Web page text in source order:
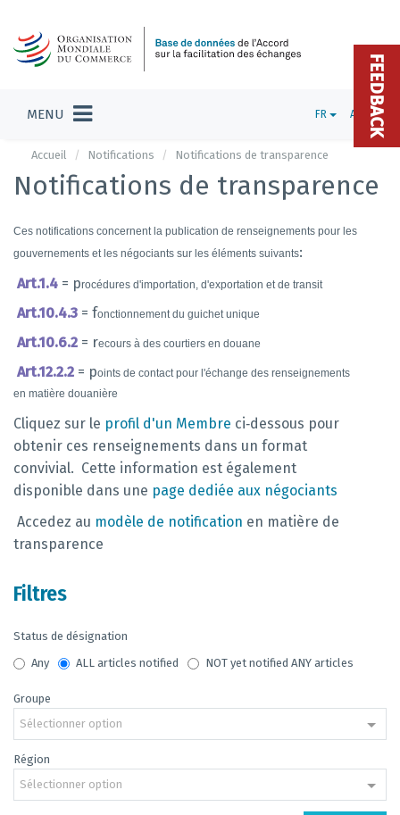
MENU FR ADMIN
Accueil Notifications Notifications de transparence
Notifications de transparence
Ces notifications concernent la publication de renseignements pour les
gouvernements et les négociants sur les éléments suivants:
Art.1.4 = procédures d'importation, d'exportation et de transit
Art.10.4.3 = fonctionnement du guichet unique
Art.10.6.2 = recours à des courtiers en douane
Art.12.2.2 = points de contact pour l'échange des renseignements
en matière douanière
Cliquez sur le profil d'un Membre ci‑dessous pour
obtenir ces renseignements dans un format
convivial. Cette information est également
disponible dans une page dediée aux négociants
Accedez au modèle de notification en matière de
transparence
Filtres
Status de désignation
Any
ALL articles notified NOT yet notified ANY articles
Groupe
Sélectionner option
Région
Sélectionner option
FEEDBACK